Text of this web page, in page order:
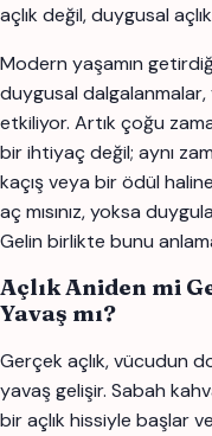
açlık değil, duygusal
Modern yaşamın
duygusal dalgalanmalar,
etkiliyor. Artık çoğu
bir ihtiyaç değil; aynı
kaçış veya bir ödül
aç mısınız, yoksa
Gelin birlikte bunu
Açlık Aniden mi
Yavaş mı?
Gerçek açlık, vücudun
yavaş gelişir. Sabah
bir açlık hissiyle başlar